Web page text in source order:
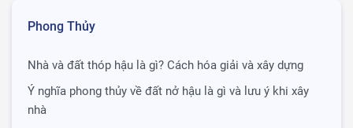
Phong Thủy
Nhà và đất thóp hậu là gì? Cách hóa giải và xây dựng
Ý nghĩa phong thủy về đất nở hậu là gì và lưu ý khi xây
nhà